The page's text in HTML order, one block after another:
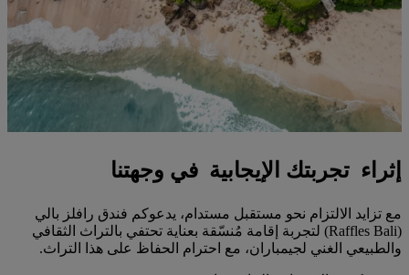
إثراء تجربتك الإيجابية في وجهتنا
مع تزايد الالتزام نحو مستقبل مستدام، يدعوكم فندق رافلز بالي
(Raffles Bali) لتجربة إقامة مُنسّقة بعناية تحتفي بالتراث الثقافي
والطبيعي الغني لجيمباران، مع احترام الحفاظ على هذا التراث.